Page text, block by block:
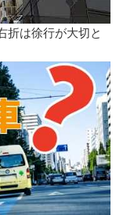
折は徐行が大切と